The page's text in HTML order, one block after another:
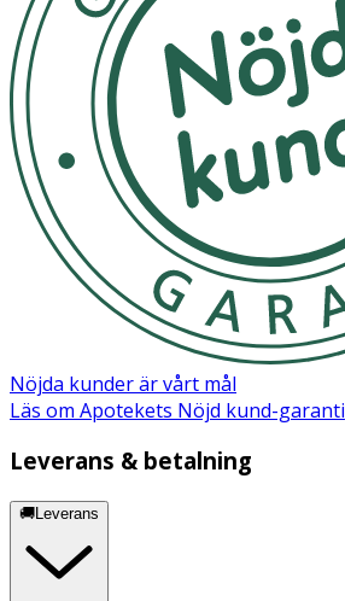
Nöjda kunder är vårt mål
Läs om Apotekets Nöjd kund-garanti
Leverans & betalning
🚚Leverans